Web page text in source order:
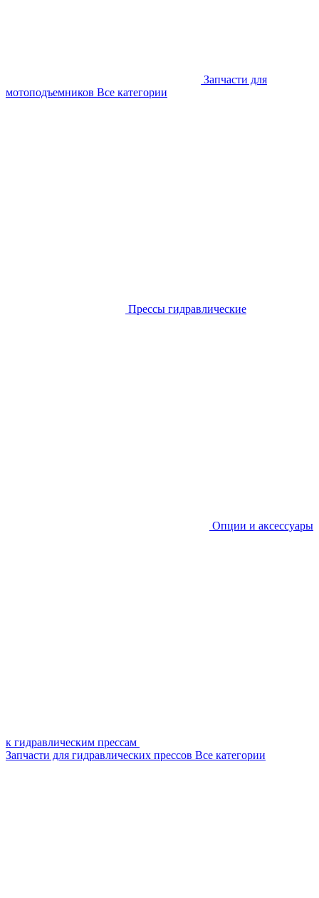
Запчасти для
мотоподъемников Все категории
Прессы гидравлические
Опции и аксессуары
к гидравлическим прессам
Запчасти для гидравлических прессов Все категории